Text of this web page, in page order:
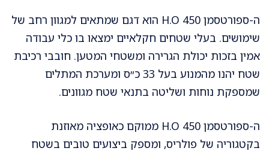
ה-ספורטסמן 450 H.O הוא דגם שמתאים למגוון רחב של
שימושים. בעלי שטחים חקלאיים ימצאו בו כלי עבודה
אמין בזכות יכולת הגרירה ומשטחי המטען. חובבי רכיבת
שטח יהנו מהמנוע בעל 33 כ״ס ומערכת המתלים
שמספקת נוחות ושליטה בתנאי שטח מגוונים.
ה-ספורטסמן 450 H.O ממוקם כאופציה מאוזנת
בקטגוריה של פולריס, ומספק ביצועים טובים בשטח